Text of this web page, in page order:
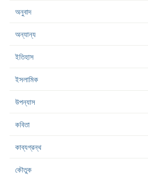
অনুবাদ
অন্যান্য
ইতিহাস
ইসলামিক
উপন্যাস
কবিতা
কাব্যগ্রন্থ
কৌতুক